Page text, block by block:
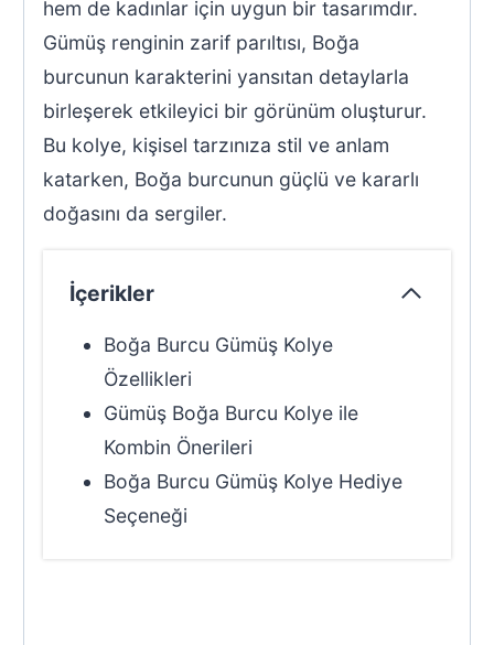
hem de kadınlar için uygun bir tasarımdır.
Gümüş renginin zarif parıltısı, Boğa
burcunun karakterini yansıtan detaylarla
birleşerek etkileyici bir görünüm oluşturur.
Bu kolye, kişisel tarzınıza stil ve anlam
katarken, Boğa burcunun güçlü ve kararlı
doğasını da sergiler.
İçerikler
Boğa Burcu Gümüş Kolye
Özellikleri
Gümüş Boğa Burcu Kolye ile
Kombin Önerileri
Boğa Burcu Gümüş Kolye Hediye
Seçeneği